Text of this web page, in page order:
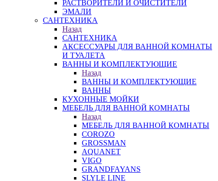
РАСТВОРИТЕЛИ И ОЧИСТИТЕЛИ
ЭМАЛИ
САНТЕХНИКА
Назад
САНТЕХНИКА
АКСЕССУАРЫ ДЛЯ ВАННОЙ КОМНАТЫ
И ТУАЛЕТА
ВАННЫ И КОМПЛЕКТУЮЩИЕ
Назад
ВАННЫ И КОМПЛЕКТУЮЩИЕ
ВАННЫ
КУХОННЫЕ МОЙКИ
МЕБЕЛЬ ДЛЯ ВАННОЙ КОМНАТЫ
Назад
МЕБЕЛЬ ДЛЯ ВАННОЙ КОМНАТЫ
COROZO
GROSSMAN
AQUANET
VIGO
GRANDFAYANS
SLYLE LINE